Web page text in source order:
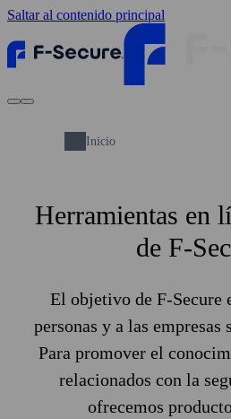
Saltar al contenido principal
Inicio
Herramientas en
de
El objetivo de F‑Secure
personas y a las empresas
Para promover el
relacionados con la
ofrecemos